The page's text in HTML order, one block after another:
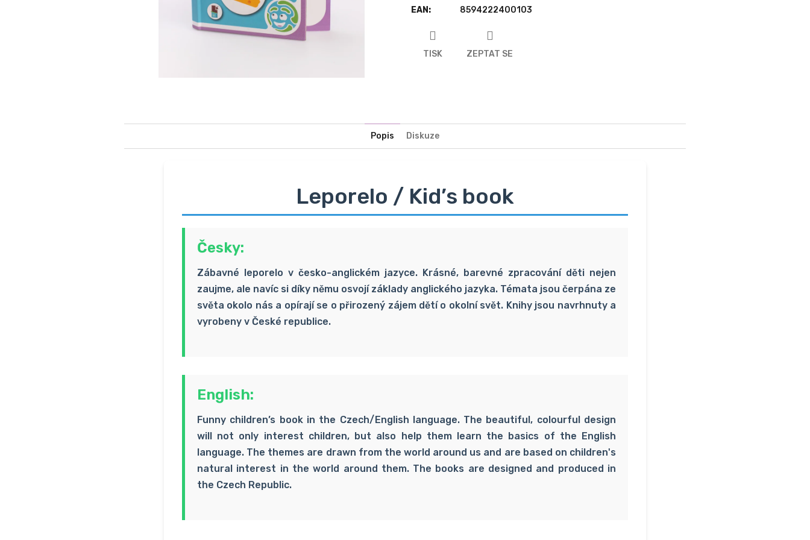
EAN : 8594222400103
TISK ZEPTAT SE
Popis Diskuze
Leporelo / Kid’s book
Česky:
Zábavné leporelo v česko-anglickém jazyce. Krásné, barevné zpracování děti nejen
zaujme, ale navíc si díky němu osvojí základy anglického jazyka. Témata jsou čerpána ze
světa okolo nás a opírají se o přirozený zájem dětí o okolní svět. Knihy jsou navrhnuty a
vyrobeny v České republice.
English:
Funny children’s book in the Czech/English language. The beautiful, colourful design
will not only interest children, but also help them learn the basics of the English
language. The themes are drawn from the world around us and are based on children's
natural interest in the world around them. The books are designed and produced in
the Czech Republic.